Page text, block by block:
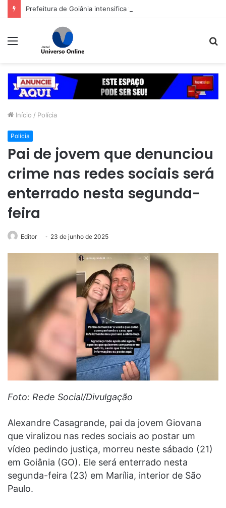
Menu
Início / Polícia
Polícia
Pai de jovem que denunciou
crime nas redes sociais será
enterrado nesta segunda-
feira
Editor 23 de junho de 2025
Foto: Rede Social/Divulgação
Alexandre Casagrande, pai da jovem Giovana
que viralizou nas redes sociais ao postar um
vídeo pedindo justiça, morreu neste sábado (21)
em Goiânia (GO). Ele será enterrado nesta
segunda-feira (23) em Marília, interior de São
Paulo.